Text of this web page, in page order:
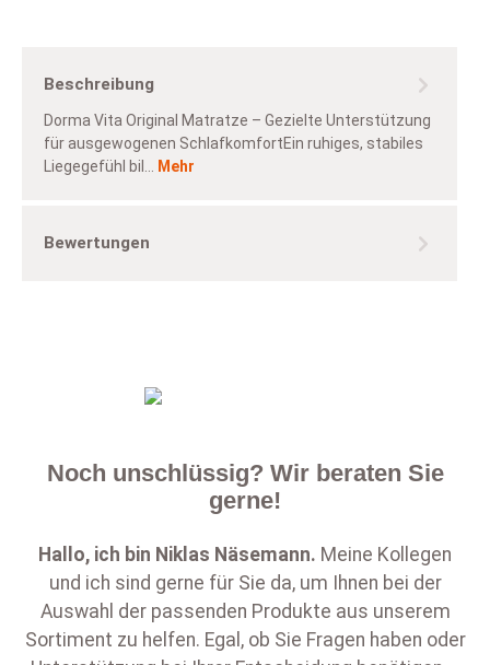
Beschreibung
Dorma Vita Original Matratze – Gezielte Unterstützung
für ausgewogenen SchlafkomfortEin ruhiges, stabiles
Liegegefühl bil…
Mehr
Bewertungen
Noch unschlüssig? Wir beraten Sie
gerne!
Hallo, ich bin Niklas Näsemann. Meine Kollegen
und ich sind gerne für Sie da, um Ihnen bei der
Auswahl der passenden Produkte aus unserem
Sortiment zu helfen. Egal, ob Sie Fragen haben oder